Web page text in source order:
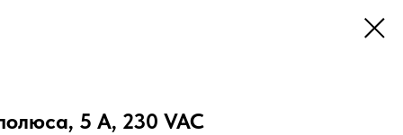
5 А, 230 VAC